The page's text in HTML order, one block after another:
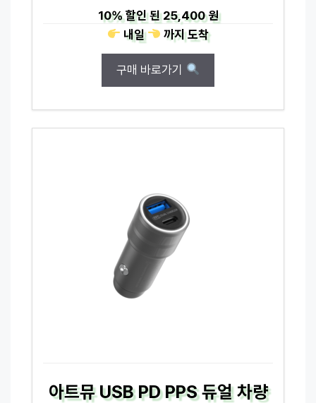
10%할인 된25,400 원
내일
까지도착
구매 바로가기
아트뮤 USB PD PPS 듀얼 차량